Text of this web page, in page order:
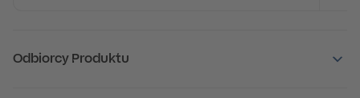
Odbiorcy Produktu